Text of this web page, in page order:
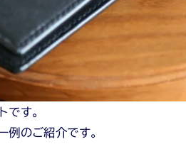
です。
例のご紹介です。